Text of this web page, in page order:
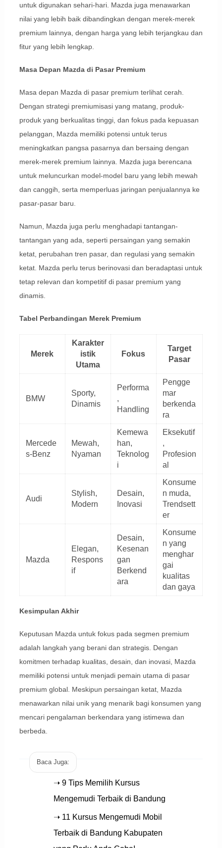
untuk digunakan sehari-hari. Mazda juga menawarkan
nilai yang lebih baik dibandingkan dengan merek-merek
premium lainnya, dengan harga yang lebih terjangkau dan
fitur yang lebih lengkap.
Masa Depan Mazda di Pasar Premium
Masa depan Mazda di pasar premium terlihat cerah.
Dengan strategi premiumisasi yang matang, produk-
produk yang berkualitas tinggi, dan fokus pada kepuasan
pelanggan, Mazda memiliki potensi untuk terus
meningkatkan pangsa pasarnya dan bersaing dengan
merek-merek premium lainnya. Mazda juga berencana
untuk meluncurkan model-model baru yang lebih mewah
dan canggih, serta memperluas jaringan penjualannya ke
pasar-pasar baru.
Namun, Mazda juga perlu menghadapi tantangan-
tantangan yang ada, seperti persaingan yang semakin
ketat, perubahan tren pasar, dan regulasi yang semakin
ketat. Mazda perlu terus berinovasi dan beradaptasi untuk
tetap relevan dan kompetitif di pasar premium yang
dinamis.
Tabel Perbandingan Merek Premium
Merek
Karakter
istik
Utama
Fokus
Target
Pasar
BMW
Sporty,
Dinamis
Performa
,
Handling
Pengge
mar
berkenda
ra
Mercede
s-Benz
Mewah,
Nyaman
Kemewa
han,
Teknolog
i
Eksekutif
,
Profesion
al
Audi
Stylish,
Modern
Desain,
Inovasi
Konsume
n muda,
Trendsett
er
Mazda
Elegan,
Respons
if
Desain,
Kesenan
gan
Berkend
ara
Konsume
n yang
menghar
gai
kualitas
dan gaya
Kesimpulan Akhir
Keputusan Mazda untuk fokus pada segmen premium
adalah langkah yang berani dan strategis. Dengan
komitmen terhadap kualitas, desain, dan inovasi, Mazda
memiliki potensi untuk menjadi pemain utama di pasar
premium global. Meskipun persaingan ketat, Mazda
menawarkan nilai unik yang menarik bagi konsumen yang
mencari pengalaman berkendara yang istimewa dan
berbeda.
Baca Juga:
➝ 9 Tips Memilih Kursus
Mengemudi Terbaik di Bandung
➝ 11 Kursus Mengemudi Mobil
Terbaik di Bandung Kabupaten